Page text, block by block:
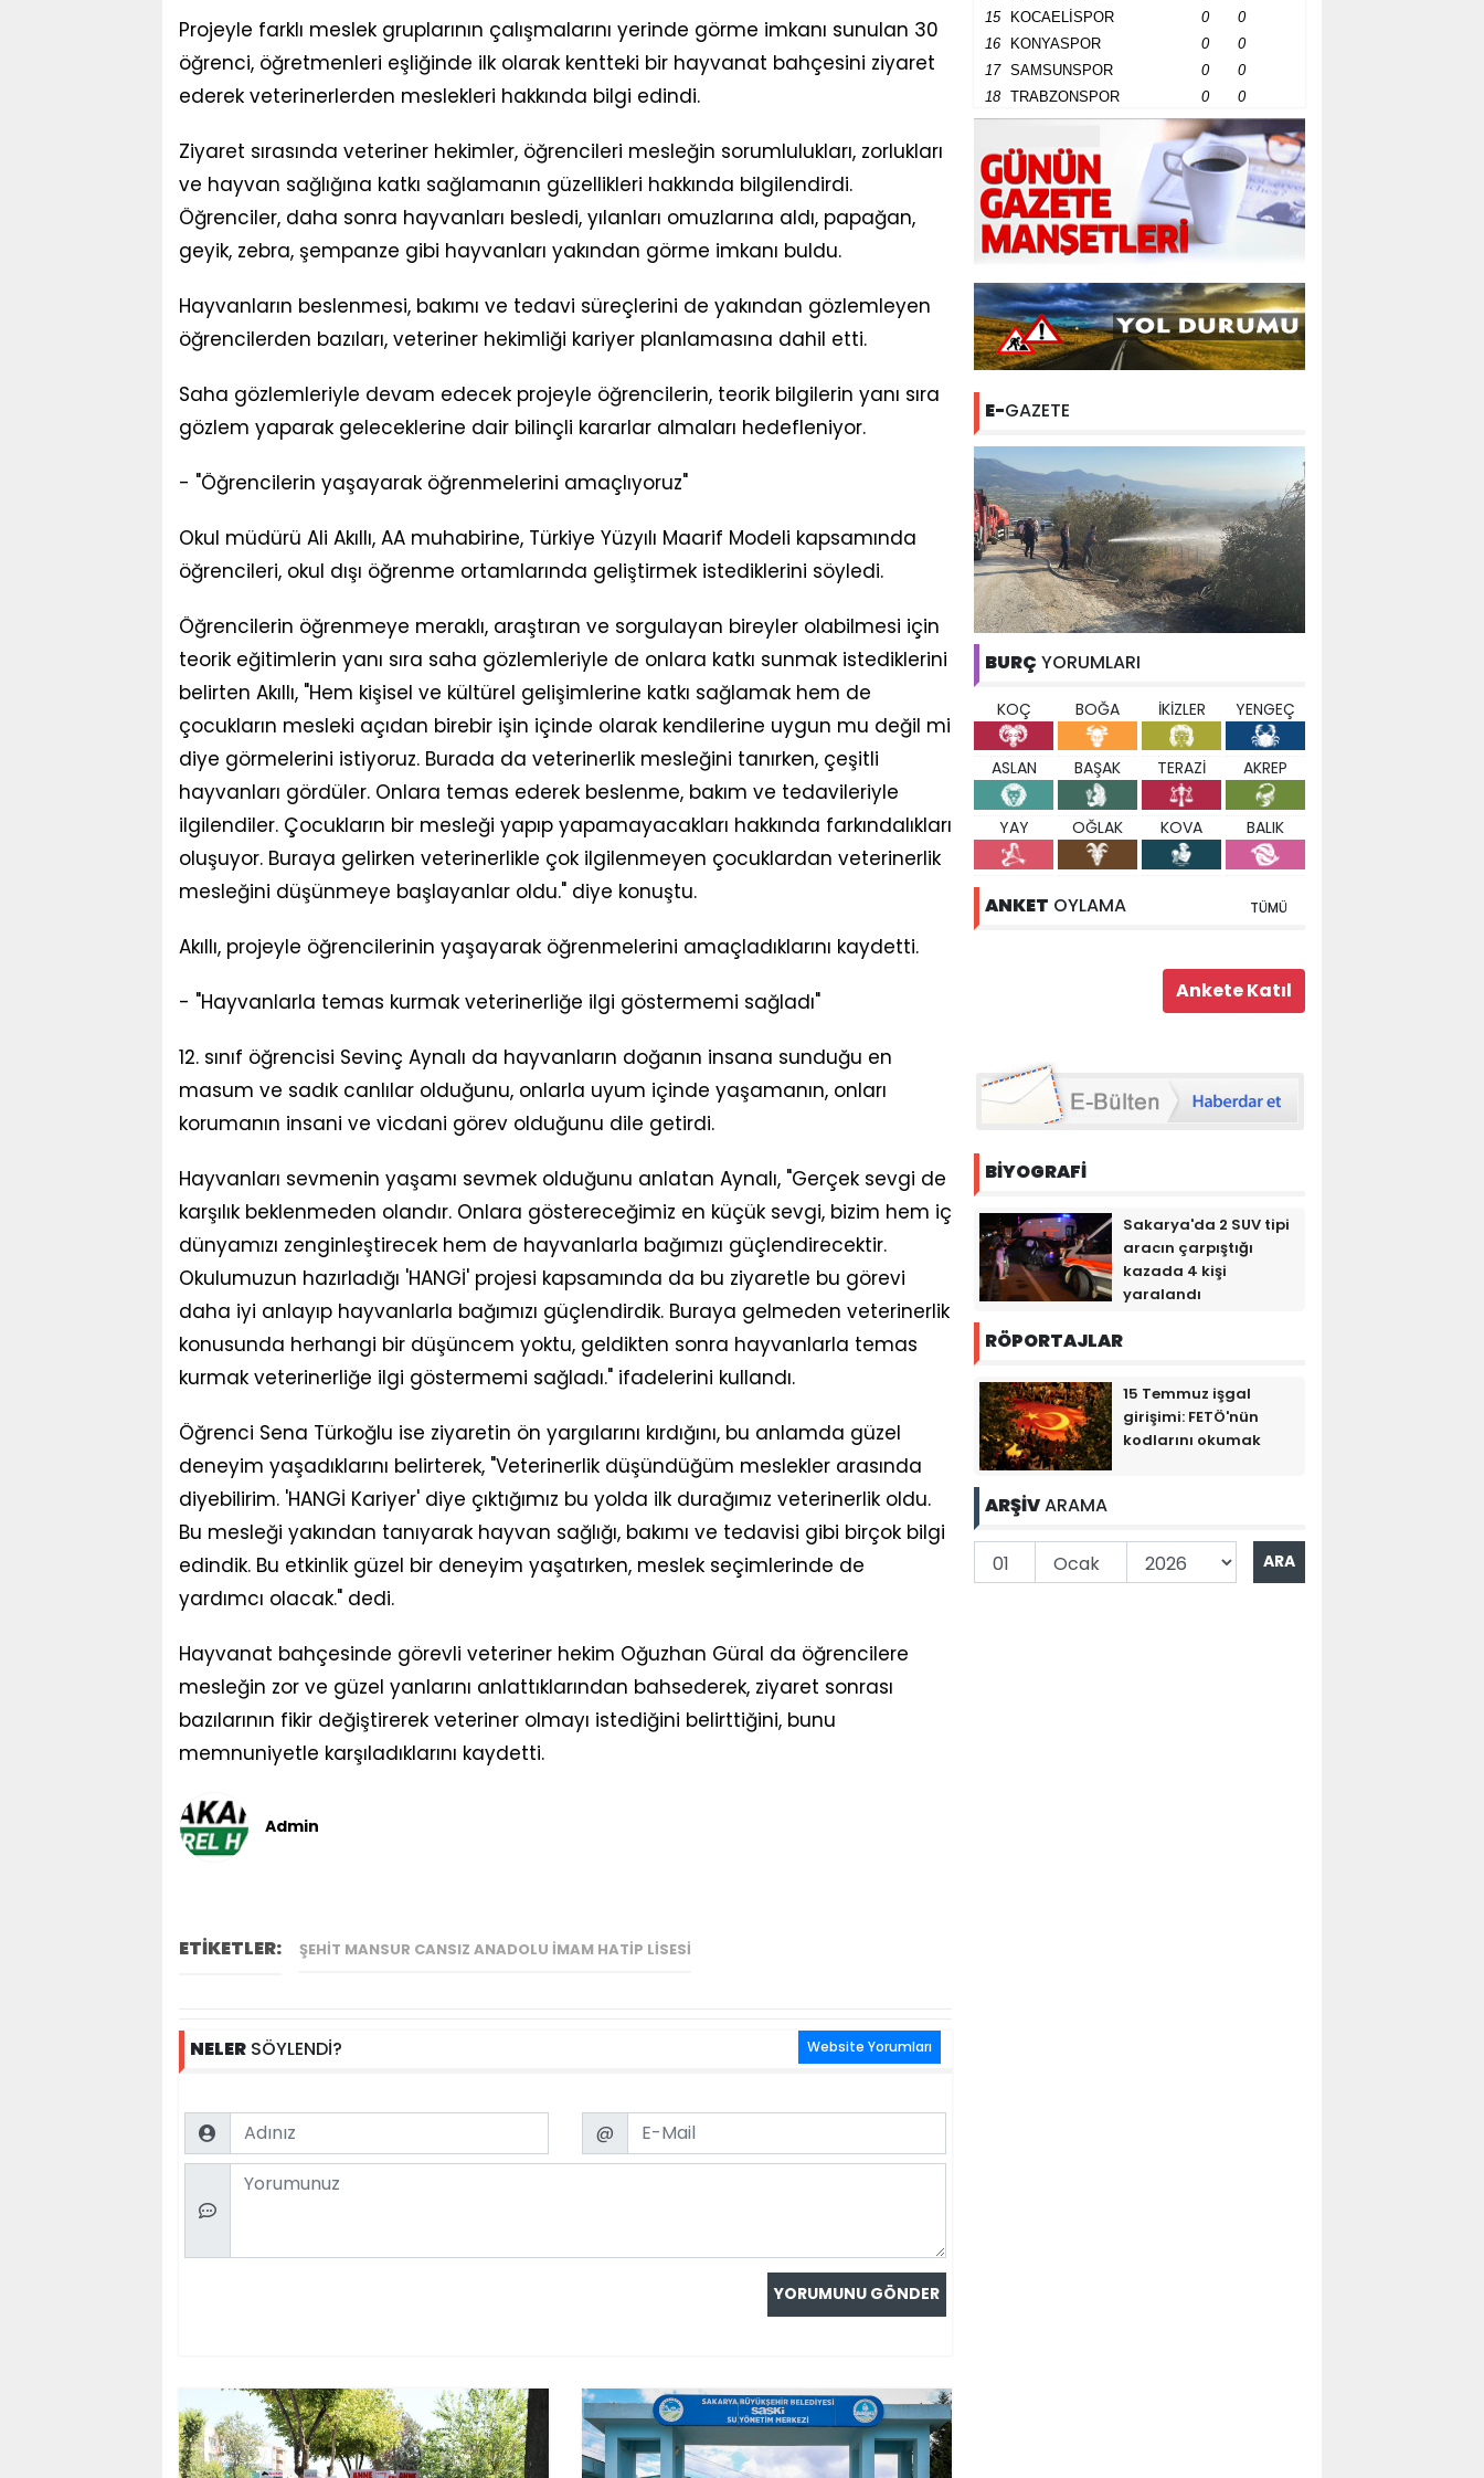
Projeyle farklı meslek gruplarının çalışmalarını yerinde görme imkanı sunulan 30
öğrenci, öğretmenleri eşliğinde ilk olarak kentteki bir hayvanat bahçesini ziyaret
ederek veterinerlerden meslekleri hakkında bilgi edindi.
Ziyaret sırasında veteriner hekimler, öğrencileri mesleğin sorumlulukları, zorlukları
ve hayvan sağlığına katkı sağlamanın güzellikleri hakkında bilgilendirdi.
Öğrenciler, daha sonra hayvanları besledi, yılanları omuzlarına aldı, papağan,
geyik, zebra, şempanze gibi hayvanları yakından görme imkanı buldu.
Hayvanların beslenmesi, bakımı ve tedavi süreçlerini de yakından gözlemleyen
öğrencilerden bazıları, veteriner hekimliği kariyer planlamasına dahil etti.
Saha gözlemleriyle devam edecek projeyle öğrencilerin, teorik bilgilerin yanı sıra
gözlem yaparak geleceklerine dair bilinçli kararlar almaları hedefleniyor.
- "Öğrencilerin yaşayarak öğrenmelerini amaçlıyoruz"
Okul müdürü Ali Akıllı, AA muhabirine, Türkiye Yüzyılı Maarif Modeli kapsamında
öğrencileri, okul dışı öğrenme ortamlarında geliştirmek istediklerini söyledi.
Öğrencilerin öğrenmeye meraklı, araştıran ve sorgulayan bireyler olabilmesi için
teorik eğitimlerin yanı sıra saha gözlemleriyle de onlara katkı sunmak istediklerini
belirten Akıllı, "Hem kişisel ve kültürel gelişimlerine katkı sağlamak hem de
çocukların mesleki açıdan birebir işin içinde olarak kendilerine uygun mu değil mi
diye görmelerini istiyoruz. Burada da veterinerlik mesleğini tanırken, çeşitli
hayvanları gördüler. Onlara temas ederek beslenme, bakım ve tedavileriyle
ilgilendiler. Çocukların bir mesleği yapıp yapamayacakları hakkında farkındalıkları
oluşuyor. Buraya gelirken veterinerlikle çok ilgilenmeyen çocuklardan veterinerlik
mesleğini düşünmeye başlayanlar oldu." diye konuştu.
Akıllı, projeyle öğrencilerinin yaşayarak öğrenmelerini amaçladıklarını kaydetti.
- "Hayvanlarla temas kurmak veterinerliğe ilgi göstermemi sağladı"
12. sınıf öğrencisi Sevinç Aynalı da hayvanların doğanın insana sunduğu en
masum ve sadık canlılar olduğunu, onlarla uyum içinde yaşamanın, onları
korumanın insani ve vicdani görev olduğunu dile getirdi.
Hayvanları sevmenin yaşamı sevmek olduğunu anlatan Aynalı, "Gerçek sevgi de
karşılık beklenmeden olandır. Onlara göstereceğimiz en küçük sevgi, bizim hem iç
dünyamızı zenginleştirecek hem de hayvanlarla bağımızı güçlendirecektir.
Okulumuzun hazırladığı 'HANGİ' projesi kapsamında da bu ziyaretle bu görevi
daha iyi anlayıp hayvanlarla bağımızı güçlendirdik. Buraya gelmeden veterinerlik
konusunda herhangi bir düşüncem yoktu, geldikten sonra hayvanlarla temas
kurmak veterinerliğe ilgi göstermemi sağladı." ifadelerini kullandı.
Öğrenci Sena Türkoğlu ise ziyaretin ön yargılarını kırdığını, bu anlamda güzel
deneyim yaşadıklarını belirterek, "Veterinerlik düşündüğüm meslekler arasında
diyebilirim. 'HANGİ Kariyer' diye çıktığımız bu yolda ilk durağımız veterinerlik oldu.
Bu mesleği yakından tanıyarak hayvan sağlığı, bakımı ve tedavisi gibi birçok bilgi
edindik. Bu etkinlik güzel bir deneyim yaşatırken, meslek seçimlerinde de
yardımcı olacak." dedi.
Hayvanat bahçesinde görevli veteriner hekim Oğuzhan Güral da öğrencilere
mesleğin zor ve güzel yanlarını anlattıklarından bahsederek, ziyaret sonrası
bazılarının fikir değiştirerek veteriner olmayı istediğini belirttiğini, bunu
memnuniyetle karşıladıklarını kaydetti.
Admin
ETİKETLER: ŞEHIT MANSUR CANSIZ ANADOLU İMAM HATIP LISESI
NELER SÖYLENDİ? Website Yorumları
Name Email
@
Comment
15
KOCAELİSPOR 0
0
16
KONYASPOR 0
0
17
SAMSUNSPOR 0
0
18
TRABZONSPOR 0 0
E-GAZETE
BURÇ YORUMLARI
KOÇ BOĞA İKİZLER YENGEÇ
ASLAN BAŞAK TERAZİ AKREP
YAY OĞLAK KOVA BALIK
ANKET OYLAMA TÜMÜ
BİYOGRAFİ
Sakarya'da 2 SUV tipi
aracın çarpıştığı
kazada 4 kişi
yaralandı
RÖPORTAJLAR
15 Temmuz işgal
girişimi: FETÖ'nün
kodlarını okumak
ARŞİVARAMA